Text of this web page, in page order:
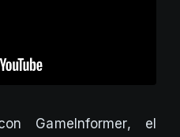
GameInformer, el